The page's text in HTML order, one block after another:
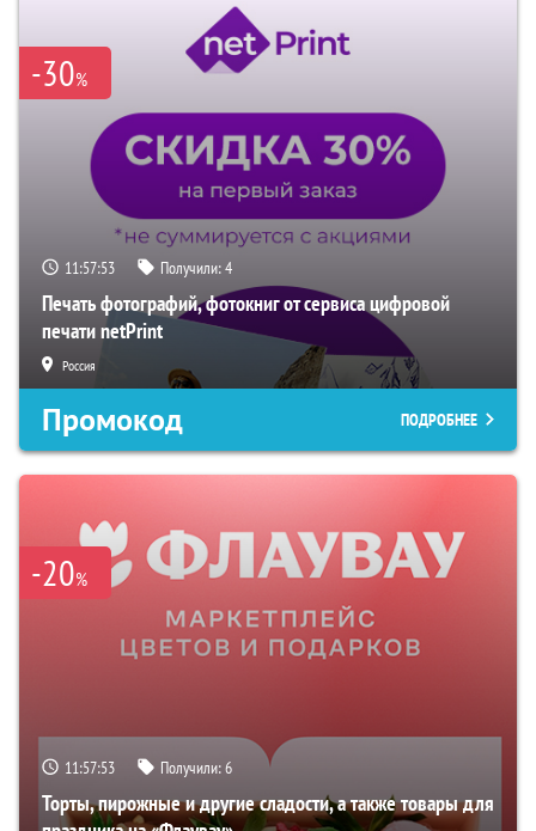
-30%
11:57:52 Получили:4
Печать фотографий, фотокниг от сервиса цифровой
печати netPrint
Россия
Промокод ПОДРОБНЕЕ
-20%
11:57:52 Получили:6
Торты, пирожные и другие сладости, а также товары для